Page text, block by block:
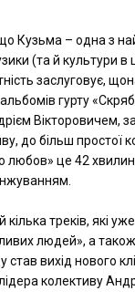
Кузьма – одна з
(та й культури в
заслуговує,
гурту
Вікторовичем,
до більш простої
це 42
кілька треків, які
людей», а
вихід нового
колективу